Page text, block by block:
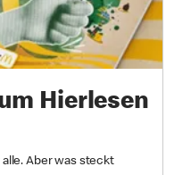
Hierlesen
Aber was steckt